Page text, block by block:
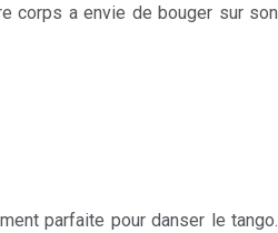
corps a envie de bouger sur son
parfaite pour danser le tango.